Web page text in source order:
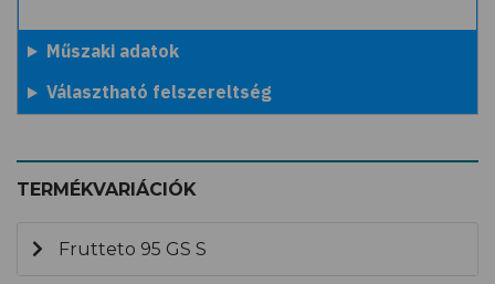
Műszaki adatok
Választható felszereltség
TERMÉKVARIÁCIÓK
Frutteto 95 GS S